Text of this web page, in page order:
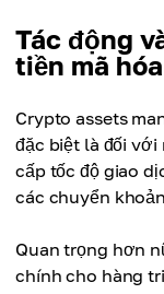
Tác động
tiền mã hóa
Crypto assets
đặc biệt là đối
cấp tốc độ giao
các chuyển
Quan trọng hơn
chính cho hàng